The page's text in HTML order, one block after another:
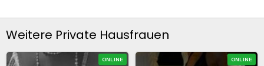
Weitere Private Hausfrauen
ONLINE ONLINE